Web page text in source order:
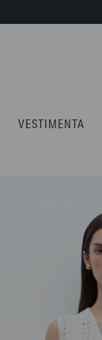
VESTIMENTA